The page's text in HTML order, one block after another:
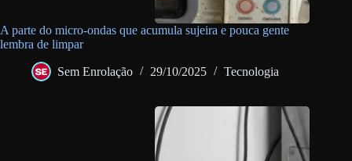
A parte do micro-ondas que acumula sujeira e pouca gente
lembra de limpar
Sem Enrolação 29/10/2025 Tecnologia